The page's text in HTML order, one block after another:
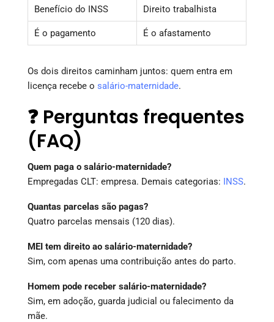
Benefício do INSS Direito trabalhista
É o pagamento É o afastamento
Os dois direitos caminham juntos: quem entra em
licença recebe o salário-maternidade.
❓ Perguntas frequentes
(FAQ)
Quem paga o salário-maternidade?
Empregadas CLT: empresa. Demais categorias: INSS.
Quantas parcelas são pagas?
Quatro parcelas mensais (120 dias).
MEI tem direito ao salário-maternidade?
Sim, com apenas uma contribuição antes do parto.
Homem pode receber salário-maternidade?
Sim, em adoção, guarda judicial ou falecimento da
mãe.